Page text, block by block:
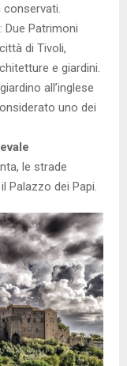
: Due Patrimoni
di Tivoli,
e giardini.
all’inglese
uno dei
le strade
Palazzo dei Papi.